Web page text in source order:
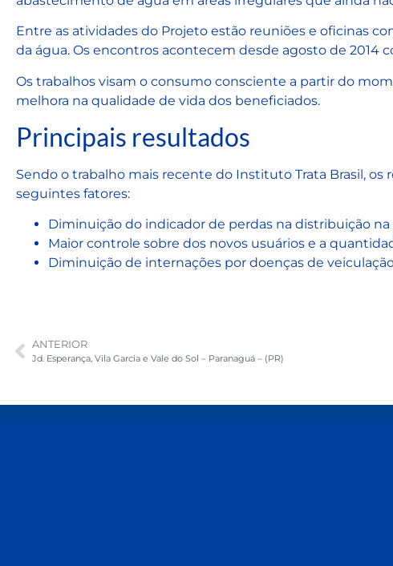
Entre as atividades do Projeto estão reuniões e oficinas
da água. Os encontros acontecem desde agosto de 2014
Os trabalhos visam o consumo consciente a partir do
melhora na qualidade de vida dos beneficiados.
Principais resultados
Sendo o trabalho mais recente do Instituto Trata Brasil,
seguintes fatores:
Diminuição do indicador de perdas na distribuição
Maior controle sobre dos novos usuários e a
Diminuição de internações por doenças de
ANTERIOR
Jd. Esperança, Vila Garcia e Vale do Sol – Paranaguá – (PR)